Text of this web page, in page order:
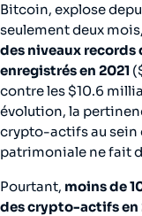
Bitcoin, explose
seulement deux mois,
des niveaux
enregistrés en 2021
contre les $10.6
évolution, la
crypto-actifs au sein
patrimoniale ne fait
Pourtant, moins de
des crypto-actifs en